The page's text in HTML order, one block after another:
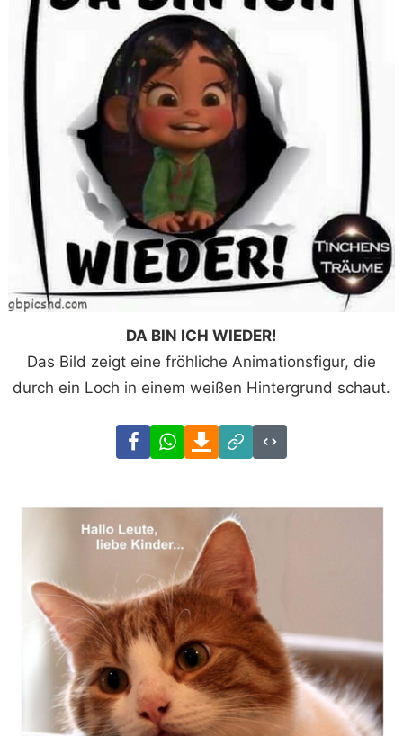
DA BIN ICH WIEDER!
Das Bild zeigt eine fröhliche Animationsfigur, die
durch ein Loch in einem weißen Hintergrund schaut.
FacebookWhatsAppDownload
Link
Code